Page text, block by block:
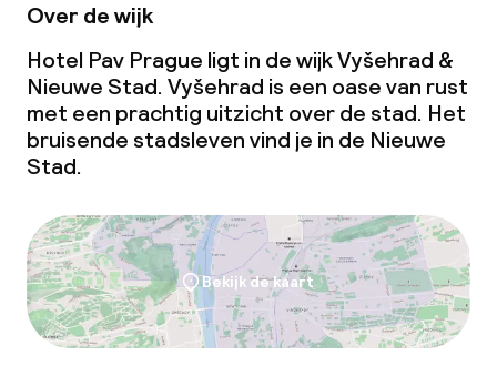
Over de wijk
Hotel Pav Prague ligt in de wijk Vyšehrad &
Nieuwe Stad. Vyšehrad is een oase van rust
met een prachtig uitzicht over de stad. Het
bruisende stadsleven vind je in de Nieuwe
Stad.
Bekijk de kaart